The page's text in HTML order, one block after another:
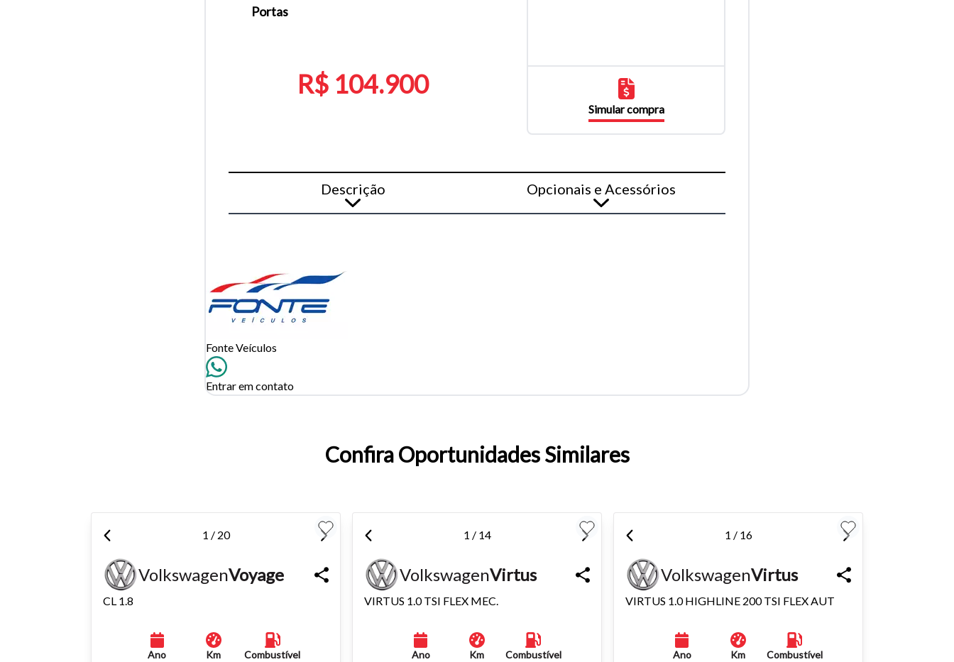
Tamanho do texto
aumentar) e Ctrl- (para diminuir) no seu teclado.
Portas
R$ 104.900
Simular compra
Descrição Opcionais e Acessórios
Fonte Veículos
Entrar em contato
Confira Oportunidades Similares
1 / 20
VolkswagenVoyage
CL 1.8
Ano Km Combustível
1 / 14
VolkswagenVirtus
VIRTUS 1.0 TSI FLEX MEC.
Ano Km Combustível
1 / 16
VolkswagenVirtus
VIRTUS 1.0 HIGHLINE 200 TSI FLEX AUT
Ano Km Combustível